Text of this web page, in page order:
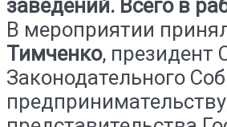
заведений. Всего в
В мероприятии
Тимченко, президент
Законодательного